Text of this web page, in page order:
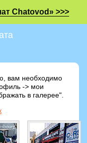
Chatovod» >>>
вам необходимо
-> мои
в галерее".